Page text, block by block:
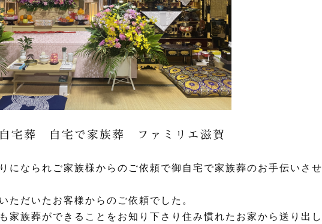
宅葬 自宅で家族葬 ファミリエ滋賀
になられご家族様からのご依頼で御自宅で家族葬のお手伝いさせ
ただいたお客様からのご依頼でした。
家族葬ができることをお知り下さり住み慣れたお家から送り出し